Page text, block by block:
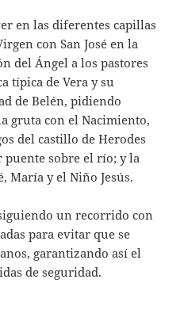
en las diferentes capillas
con San José en la
del Ángel a los pastores
típica de Vera y su
de Belén, pidiendo
gruta con el Nacimiento,
del castillo de Herodes
puente sobre el río; y la
María y el Niño Jesús.
un recorrido con
para evitar que se
garantizando así el
de seguridad.